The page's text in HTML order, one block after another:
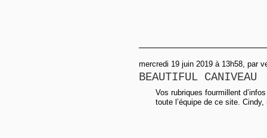
mercredi 19 juin 2019 à 13h58, par
BEAUTIFUL CANIVEAU
Vos rubriques fourmillent
toute l’équipe de ce site.